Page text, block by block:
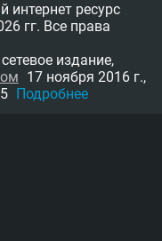
ресурс
гг. Все права
издание,
17 ноября 2016 г.,
Подробнее